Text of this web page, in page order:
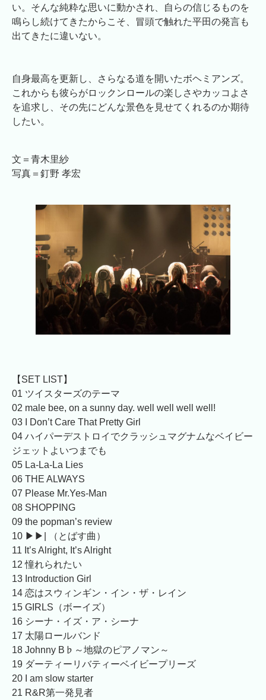
い。そんな純粋な思いに動かされ、自らの信じるものを
鳴らし続けてきたからこそ、冒頭で触れた平田の発言も
出てきたに違いない。
自身最高を更新し、さらなる道を開いたボヘミアンズ。
これからも彼らがロックンロールの楽しさやカッコよさ
を追求し、その先にどんな景色を見せてくれるのか期待
したい。
文＝青木里紗
写真＝釘野 孝宏
【SET LIST】
01 ツイスターズのテーマ
02 male bee, on a sunny day. well well well well!
03 I Don’t Care That Pretty Girl
04 ハイパーデストロイでクラッシュマグナムなベイビー
ジェットよいつまでも
05 La-La-La Lies
06 THE ALWAYS
07 Please Mr.Yes-Man
08 SHOPPING
09 the popman’s review
10 ▶︎▶︎| （とばす曲）
11 It’s Alright, It’s Alright
12 憧れられたい
13 Introduction Girl
14 恋はスウィンギン・イン・ザ・レイン
15 GIRLS（ボーイズ）
16 シーナ・イズ・ア・シーナ
17 太陽ロールバンド
18 Johnny B♭～地獄のピアノマン～
19 ダーティーリバティーベイビープリーズ
20 I am slow starter
21 R&R第一発見者